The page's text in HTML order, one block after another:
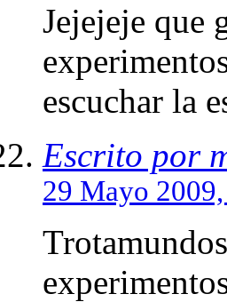
Jejejeje que
escuchar la
Escrito por
29 Mayo